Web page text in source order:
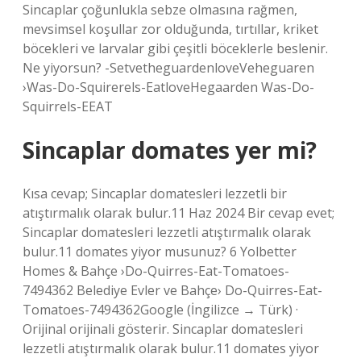
Sincaplar çoğunlukla sebze olmasına rağmen,
mevsimsel koşullar zor olduğunda, tırtıllar, kriket
böcekleri ve larvalar gibi çeşitli böceklerle beslenir.
Ne yiyorsun? -SetvetheguardenloveVeheguaren
›Was-Do-Squirerels-EatloveHegaarden Was-Do-
Squirrels-EEAT
Sincaplar domates yer mi?
Kısa cevap; Sincaplar domatesleri lezzetli bir
atıştırmalık olarak bulur.11 Haz 2024 Bir cevap evet;
Sincaplar domatesleri lezzetli atıştırmalık olarak
bulur.11 domates yiyor musunuz? 6 Yolbetter
Homes & Bahçe ›Do-Quirres-Eat-Tomatoes-
7494362 Belediye Evler ve Bahçe› Do-Quirres-Eat-
Tomatoes-7494362Google (İngilizce → Türk) ·
Orijinal orijinali gösterir. Sincaplar domatesleri
lezzetli atıştırmalık olarak bulur.11 domates yiyor